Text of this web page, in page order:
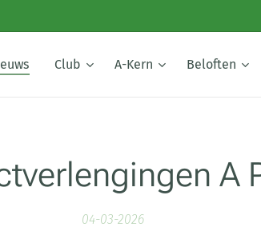
Club A-Kern Beloften
A
04-03-2026